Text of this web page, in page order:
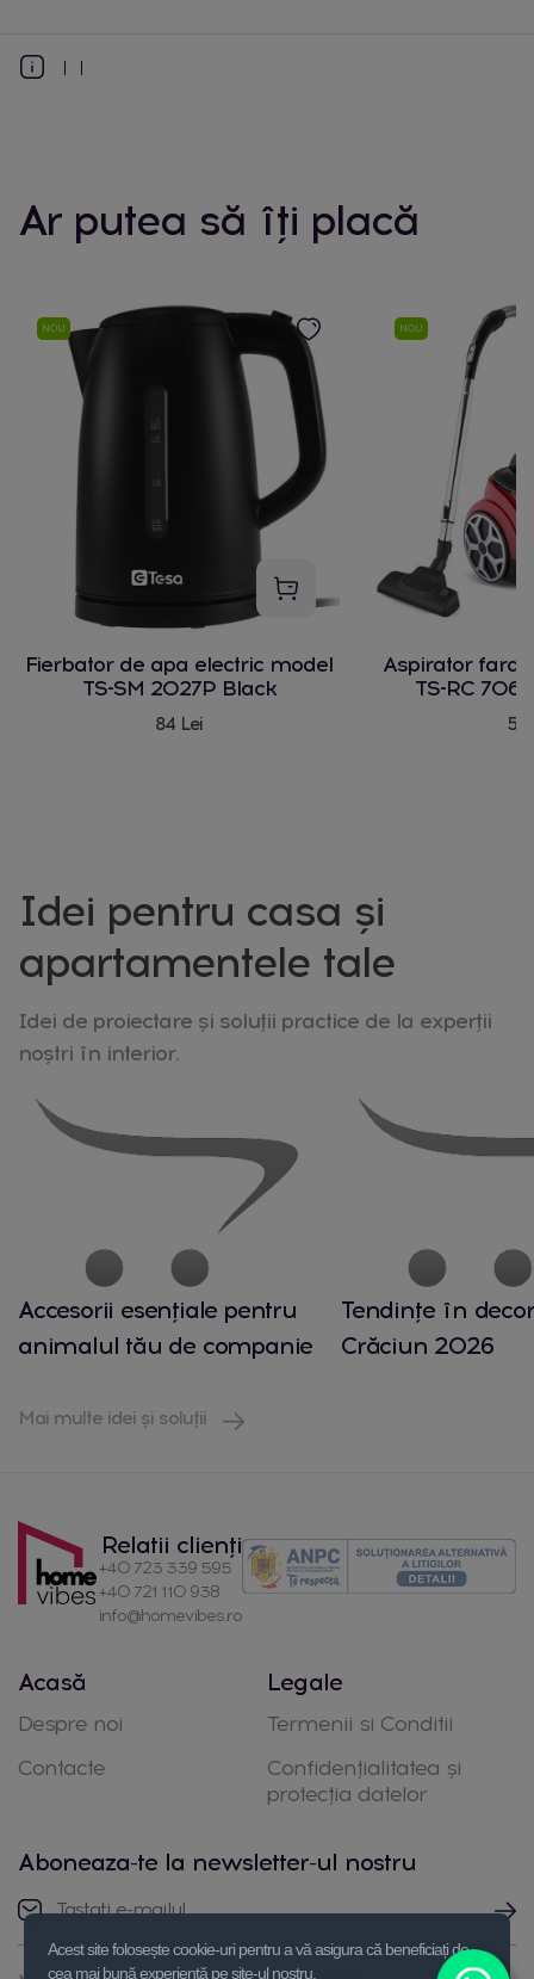
Ar putea să îți placă
NOU
Fierbator de apa electric model
TS-SM 2027P Black
84 Lei
NOU
Aspirator fara
TS-RC 706
Idei pentru casa și
apartamentele tale
Idei de proiectare și soluții practice de la experții
noștri în interior.
Accesorii esențiale pentru
animalul tău de companie
Tendințe în
Crăciun 2026
Mai multe idei și soluții
Relatii clienți
+40 723 339 595
+40 721 110 938
info@homevibes.ro
Acasă
Despre noi
Contacte
Legale
Termenii si Conditii
Confidențialitatea și
protecția datelor
Aboneaza-te la newsletter-ul nostru
Acest site folosește cookie-uri pentru a vă asigura că beneficiați de
cea mai bună experiență pe site-ul nostru.